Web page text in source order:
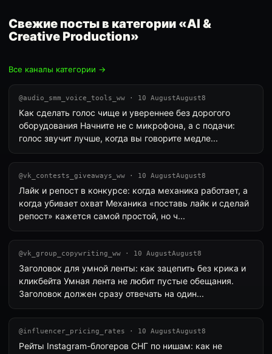
Свежие посты в категории «AI &
Creative Production»
Все каналы категории →
@audio_smm_voice_tools_ww · 10 AugustAugust8
Как сделать голос чище и увереннее без дорогого
оборудования Начните не с микрофона, а с подачи:
голос звучит лучше, когда вы говорите медле...
@vk_contests_giveaways_ww · 10 AugustAugust8
Лайк и репост в конкурсе: когда механика работает, а
когда убивает охват Механика «поставь лайк и сделай
репост» кажется самой простой, но ч...
@vk_group_copywriting_ww · 10 AugustAugust8
Заголовок для умной ленты: как зацепить без крика и
кликбейта Умная лента не любит пустые обещания.
Заголовок должен сразу отвечать на один...
@influencer_pricing_rates · 10 AugustAugust8
Рейты Instagram-блогеров СНГ по нишам: как не